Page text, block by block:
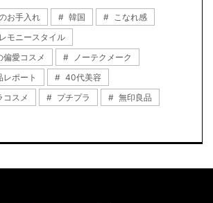
お手入れ 韓国
こなれ感
モニースタイル
偏愛コスメ
ノーテクメーク
ポート
40代美容
コスメ
プチプラ
無印良品